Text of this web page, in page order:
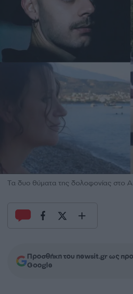
Τα δυο θύματα της δολοφονίας στο
Προσθήκη του newsit.gr ως
Google